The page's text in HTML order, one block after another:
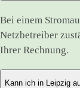
Bei einem
Netzbetreiber
Ihrer Rechnung.
Kann ich in Leipzig